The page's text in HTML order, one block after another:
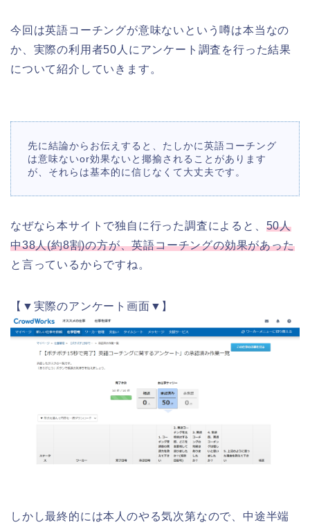
今回は英語コーチングが意味ないという噂は本当なの
か、実際の利用者50人にアンケート調査を行った結果
について紹介していきます。
先に結論からお伝えすると、たしかに英語コーチング
は意味ないor効果ないと揶揄されることがあります
が、それらは基本的に信じなくて大丈夫です。
なぜなら本サイトで独自に行った調査によると、 50人
中38人(約8割)の方が、英語コーチングの効果があった
と言っているからですね。
【▼ 実際のアンケート画面 ▼】
しかし最終的には本人のやる気次第なので、中途半端